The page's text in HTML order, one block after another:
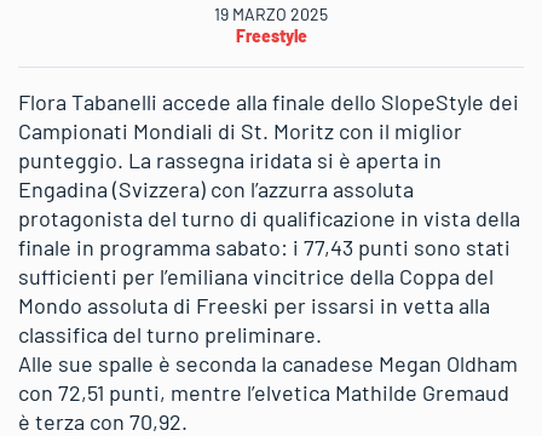
19 MARZO 2025
Freestyle
Flora Tabanelli accede alla finale dello SlopeStyle dei
Campionati Mondiali di St. Moritz con il miglior
punteggio. La rassegna iridata si è aperta in
Engadina (Svizzera) con l’azzurra assoluta
protagonista del turno di qualificazione in vista della
finale in programma sabato: i 77,43 punti sono stati
sufficienti per l’emiliana vincitrice della Coppa del
Mondo assoluta di Freeski per issarsi in vetta alla
classifica del turno preliminare.
Alle sue spalle è seconda la canadese Megan Oldham
con 72,51 punti, mentre l’elvetica Mathilde Gremaud
è terza con 70,92.